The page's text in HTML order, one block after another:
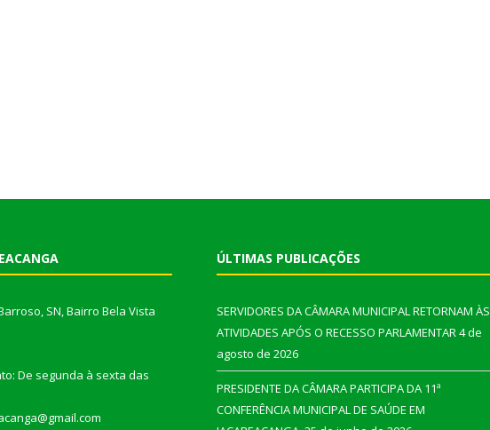
SN, Bairro Bela Vista
De segunda à sexta das
ÚLTIMAS PUBLICAÇÕES
SERVIDORES DA CÂMARA MUNICIPAL RETORNAM ÀS
ATIVIDADES APÓS O RECESSO PARLAMENTAR4 de
agosto de 2026
PRESIDENTE DA CÂMARA PARTICIPA DA 11ª
CONFERÊNCIA MUNICIPAL DE SAÚDE EM